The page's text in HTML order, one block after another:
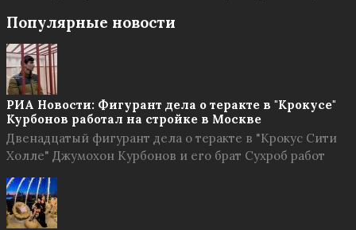
Популярные новости
РИА Новости: Фигурант дела о теракте в "Крокусе"
Курбонов работал на стройке в Москве
Двенадцатый фигурант дела о теракте в "Крокус Сити
Холле" Джумохон Курбонов и его брат Сухроб работ